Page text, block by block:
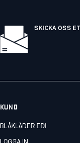
SKICKA OSS
KUND
BLÅKLÄDER EDI